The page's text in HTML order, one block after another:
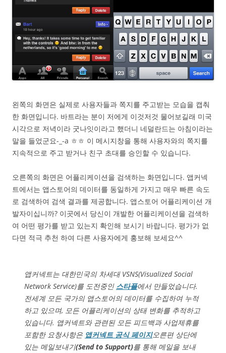
왼쪽의 화면은 실제로 사용자들과 쪽지를 주고받는 모습을 캡춰
한 화면입니다. 바트라는 분이 저에게 이것저것 물어보길래 미국
시각으로 저녁이라 굿나잇이라고 했더니 네덜란드는 아침이라는
말을 들었군요-_-a ㅎㅎ 이 메시지창을 통해 사용자와의 쪽지를
지속적으로 주고 받거나 친구 초대를 승인할 수 있습니다.
오른쪽의 화면은 어플리케이션을 검색하는 화면입니다. 앱커넥
트에서는 앱스토어의 데이터를 동일하게 가지고 매우 빠른 속도
로 검색하여 검색 결과를 제공합니다. 앱스토어 어플리케이션 개
발자이십니까? 이곳에서 당신이 개발한 어플리케이션을 검색하
여 어떤 평가를 받고 있는지 확인해 보시기 바랍니다. 평가가 없
다면 적극 추천 하여 다른 사용자에게 홍보해 보세요^^
앱커넥트는 대한민국의 차세대 VSNS(Visualized Social
Network Service)를 도전중인 스타플에서 만들었습니다.
전세계 모든 국가의 앱스토어의 데이터를 수집하여 누적
하고 있으며, 모든 어플리케이션의 상태 변화를 추적하고
있습니다. 앱커넥트와 관련된 모든 피드백과 사업제휴를
포함한 요청사항은 앱커넥트 공식 페이지오른편 상단에
있는 메일보내기(Send to Support)를 통해 메일을 보내